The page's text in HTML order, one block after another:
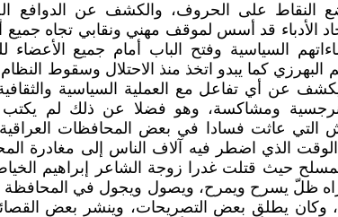
على الحروف، والكشف عن الدوافع
الأدباء قد أسس لموقف مهني ونقابي تجاه جميع
السياسية وفتح الباب أمام جميع
البهرزي كما يبدو اتخذ منذ الاحتلال وسقوط
عن أي تفاعل مع العملية السياسية
ومشاكسة، وهو فضلا عن ذلك لم
التي عاثت فسادا في بعض المحافظات
الوقت الذي اضطر فيه آلاف الناس إلى مغادرة
حيث قتلت غدرا زوجة الشاعر إبراهيم
ظلّ يسرح ويمرح، ويصول ويجول في
يطلق بعض التصريحات، وينشر بعض القصائد